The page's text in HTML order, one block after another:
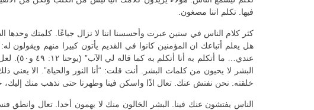
فيها. تكلم اننا مصغون.
كثر كلام الناس في سنين عبرت وأحسسنا اننا لا نزال جياعًا. كلمتك وحدها
هل يعلم أتباعك ان المؤمنين كانوا في القديم يأتون كبيرا منهم ويقولون
عندي… ما
البشر لا يحيون من كلمات البشر. أنت قلت: “أنا النور والحياة”. الا
خلقته. نحن نفتش عنك. تعال اذًا واسكن فينا وطهرنا حتى نذهب منك إليك،
الناس يفتشون عنك فينا. البشر الخالون منك لا يهمون أحدا. تعال